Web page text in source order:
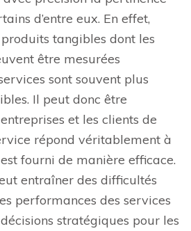
d’entre eux. En effet,
tangibles dont les
être mesurées
sont souvent plus
Il peut donc être
et les clients de
répond véritablement à
est fourni de manière efficace.
entraîner des difficultés
performances des services
stratégiques pour les